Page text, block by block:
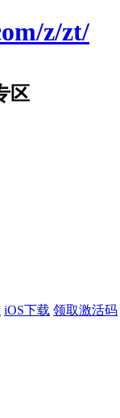
z/zt/
区
iOS下载 领取激活码